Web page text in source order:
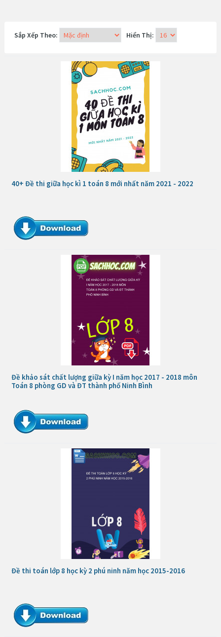
Sắp Xếp Theo: Hiển Thị:
40+ Đề thi giữa học kì 1 toán 8 mới nhất năm 2021 - 2022
Đề khảo sát chất lượng giữa kỳ I năm học 2017 - 2018 môn
Toán 8 phòng GD và ĐT thành phố Ninh Bình
Đề thi toán lớp 8 học kỳ 2 phú ninh năm học 2015-2016